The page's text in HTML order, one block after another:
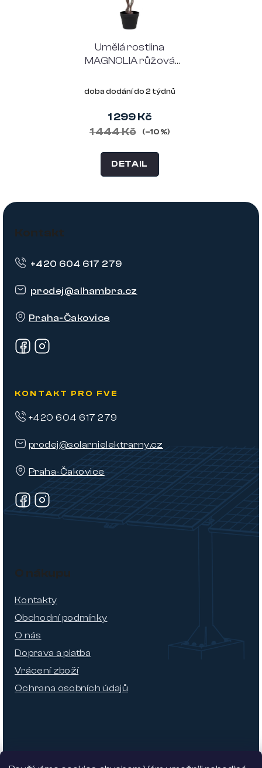
Umělá rostlina
MAGNOLIA růžová
doba dodání do 2 týdnů
1 299 Kč
1 444 Kč
(–10 %)
DETAIL
Z
Kontakt
prodej@alhambra.cz
Praha-Čakovice
+420 604 617 279
KONTAKT PRO FVE
prodej@solarnielektrarny.cz
Praha-Čakovice
+420 604 617 279
O nákupu
Kontakty
Obchodní podmínky
O nás
Doprava a platba
Vrácení zboží
Ochrana osobních údajů